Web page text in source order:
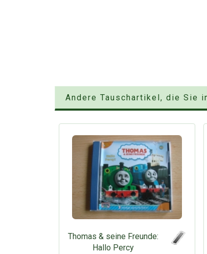
Andere Tauschartikel, die Sie
Thomas & seine Freunde:
Hallo Percy